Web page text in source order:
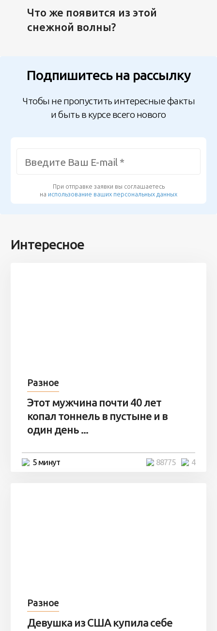
Что же появится из этой
снежной волны?
Подпишитесь на рассылку
Чтобы не пропустить интересные факты
и быть в курсе всего нового
При отправке заявки вы соглашаетесь
на использование ваших персональных данных
Интересное
Разное
Этот мужчина почти 40 лет
копал тоннель в пустыне и в
один день ...
5 минут 4
88775
Разное
Девушка из США купила себе